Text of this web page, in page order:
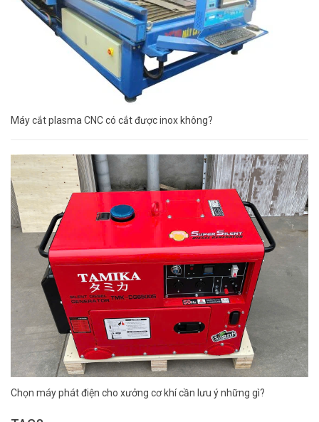
Máy cắt plasma CNC có cắt được inox không?
Chọn máy phát điện cho xưởng cơ khí cần lưu ý những gì?